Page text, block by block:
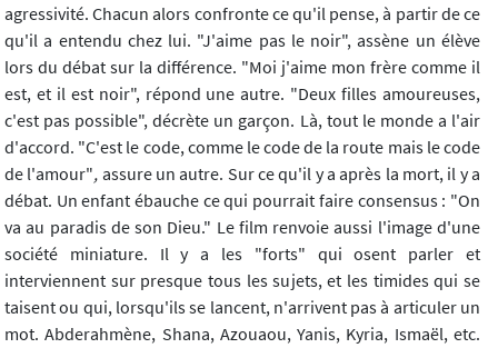
agressivité. Chacun alors confronte ce qu'il pense, à partir de ce
qu'il a entendu chez lui. "J'aime pas le noir", assène un élève
lors du débat sur la différence. "Moi j'aime mon frère comme il
est, et il est noir", répond une autre. "Deux filles amoureuses,
c'est pas possible", décrète un garçon. Là, tout le monde a l'air
d'accord. "C'est le code, comme le code de la route mais le code
de l'amour", assure un autre. Sur ce qu'il y a après la mort, il y a
débat. Un enfant ébauche ce qui pourrait faire consensus : "On
va au paradis de son Dieu." Le film renvoie aussi l'image d'une
société miniature. Il y a les "forts" qui osent parler et
interviennent sur presque tous les sujets, et les timides qui se
taisent ou qui, lorsqu'ils se lancent, n'arrivent pas à articuler un
mot. Abderahmène, Shana, Azouaou, Yanis, Kyria, Ismaël, etc.